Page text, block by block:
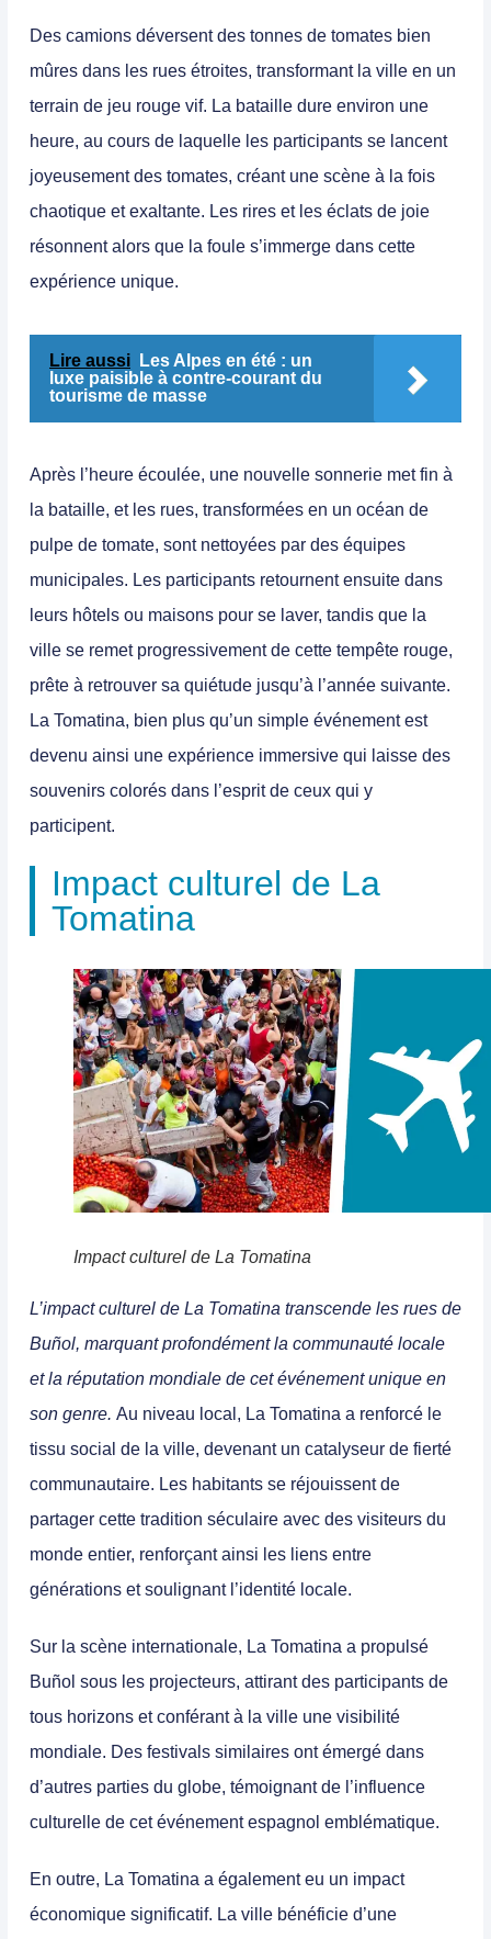
Des camions déversent des tonnes de tomates bien
mûres dans les rues étroites, transformant la ville en un
terrain de jeu rouge vif. La bataille dure environ une
heure, au cours de laquelle les participants se lancent
joyeusement des tomates, créant une scène à la fois
chaotique et exaltante. Les rires et les éclats de joie
résonnent alors que la foule s’immerge dans cette
expérience unique.
Lire aussi
Les Alpes en été : un
luxe paisible à contre-courant du
tourisme de masse
Après l’heure écoulée, une nouvelle sonnerie met fin à
la bataille, et les rues, transformées en un océan de
pulpe de tomate, sont nettoyées par des équipes
municipales. Les participants retournent ensuite dans
leurs hôtels ou maisons pour se laver, tandis que la
ville se remet progressivement de cette tempête rouge,
prête à retrouver sa quiétude jusqu’à l’année suivante.
La Tomatina, bien plus qu’un simple événement est
devenu ainsi une expérience immersive qui laisse des
souvenirs colorés dans l’esprit de ceux qui y
participent.
Impact culturel de La
Tomatina
Impact culturel de La Tomatina
L’impact culturel de La Tomatina transcende les rues de
Buñol, marquant profondément la communauté locale
et la réputation mondiale de cet événement unique en
son genre. Au niveau local, La Tomatina a renforcé le
tissu social de la ville, devenant un catalyseur de fierté
communautaire. Les habitants se réjouissent de
partager cette tradition séculaire avec des visiteurs du
monde entier, renforçant ainsi les liens entre
générations et soulignant l’identité locale.
Sur la scène internationale, La Tomatina a propulsé
Buñol sous les projecteurs, attirant des participants de
tous horizons et conférant à la ville une visibilité
mondiale. Des festivals similaires ont émergé dans
d’autres parties du globe, témoignant de l’influence
culturelle de cet événement espagnol emblématique.
En outre, La Tomatina a également eu un impact
économique significatif. La ville bénéficie d’une